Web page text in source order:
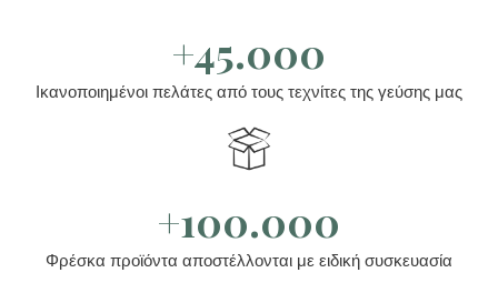
+45.000
Ικανοποιημένοι πελάτες από τους τεχνίτες της γεύσης μας
+100.000
Φρέσκα προϊόντα αποστέλλονται με ειδική συσκευασία